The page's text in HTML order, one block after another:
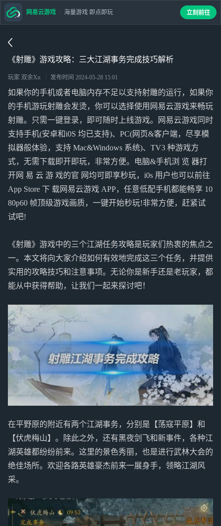
《射雕》游戏攻略：三大江湖事务完成技巧解析
玩家 双余Xn 发布时间 2024-05-28 15:01
如果你的手机或者电脑内存不足以支持射雕的运行，如果你
的手机游玩射雕会发烫，你可以选择使用网易云游戏来畅玩
射雕。只需一键登录，即可随时上线游戏。网易云游戏同时
支持手机(安卓和i0S 均已支持)、PC(网页&客户端，尽享模
拟器般体验，支持 Mac&Windows 系统)、TV3 种游戏方
式，无需下载即开即玩，非常方便。电脑&手机浏 览 器打
开网 易 云 游 戏的官 网均可即享秒玩，i0s 用户也可以前往
App Store 下 载网易云游戏 APP，任意低配手机都能畅享 10
80p60 帧顶级游戏画质，一键开始秒玩!非常方便，赶紧试
试吧!
《射雕》游戏中的三个江湖任务攻略是玩家们热衷的焦点之
一。本文将向大家介绍如何有效地完成这三个任务，并提供
实用的攻略技巧和注意事项。无论你是新手还是老玩家，都
能从中获得帮助，让我们一起来探讨吧！
在平野原的附近有两个江湖事务，分别是【荡寇平原】和
【伏虎梅山】。除此之外，还有黑夜剑飞和新事件，各种江
湖英雄都纷纷前来。这里的景色秀丽，也是进行武林大会的
绝佳场所。欢迎各路英雄豪杰前来一展身手，领略江湖风
采。
网易云游戏 海量游戏 即点即玩 立刻前往